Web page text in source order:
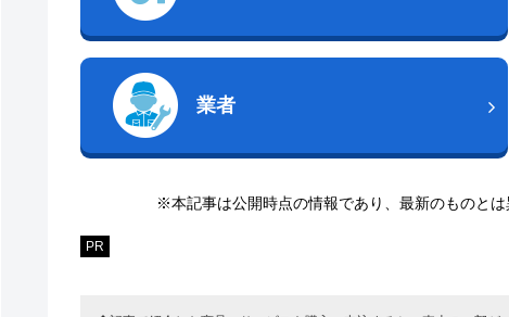
業者
※本記事は公開時点の情報であり、最新のものと
PR